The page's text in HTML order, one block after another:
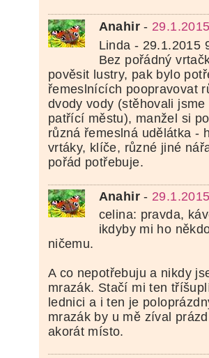
Anahir-
Linda - 29.1.2015
Bez pořádný
pověsit lustry, pak bylo
řemeslnících poopravovat
dvody vody (stěhovali
patřící městu), manžel si
různá řemeslná udělátka -
vrtáky, klíče, různé jiné
pořád potřebuje.
Anahir-
celina: pravda,
ikdyby mi ho
ničemu.
A co nepotřebuju a nikdy
mrazák. Stačí mi ten
lednici a i ten je
mrazák by u mě zíval
akorát místo.